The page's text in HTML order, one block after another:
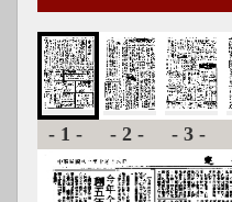
-1- -2- -3-